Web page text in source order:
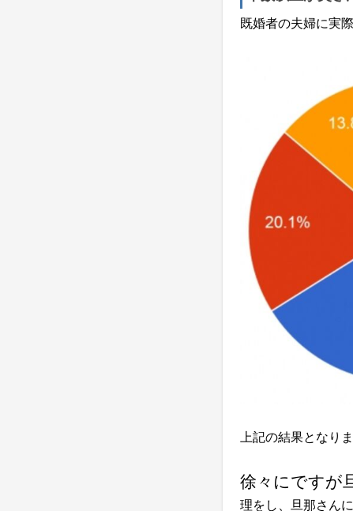
既婚者の夫婦に実
上記の結果となりま
徐々にですが
理をし、旦那さん